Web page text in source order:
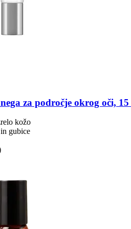
za področje okrog oči,
kožo
gubice